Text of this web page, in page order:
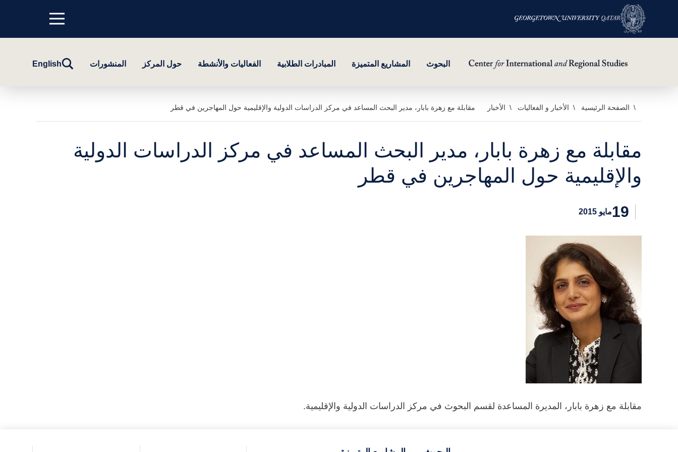
Menu
top
البحوث المشاريع المتميزة المبادرات الطلابية الفعاليات والأنشطة حول المركز المنشورات
تبديلEnglish
الصفحة الرئيسية الأخبار و الفعاليات الأخبار مقابلة مع زهرة بابار، مدير البحث المساعد في مركز الدراسات الدولية والإقليمية حول المهاجرين في قطر
مقابلة مع زهرة بابار، مدير البحث المساعد في مركز الدراسات الدولية
والإقليمية حول المهاجرين في قطر
19مايو 2015
مقابلة مع زهرة بابار، المديرة المساعدة لقسم البحوث في مركز الدراسات الدولية والإقليمية.